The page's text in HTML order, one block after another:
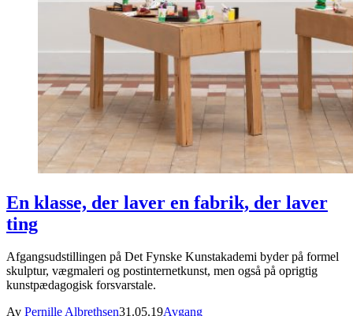
En klasse, der laver en fabrik, der laver
ting
Afgangsudstillingen på Det Fynske Kunstakademi byder på formel
skulptur, vægmaleri og postinternetkunst, men også på oprigtig
kunstpædagogisk forsvarstale.
Av Pernille Albrethsen31.05.19Avgang